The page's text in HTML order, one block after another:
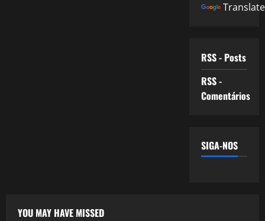
Translate
RSS - Posts
RSS -
Comentários
SIGA-NOS
YOU MAY HAVE MISSED